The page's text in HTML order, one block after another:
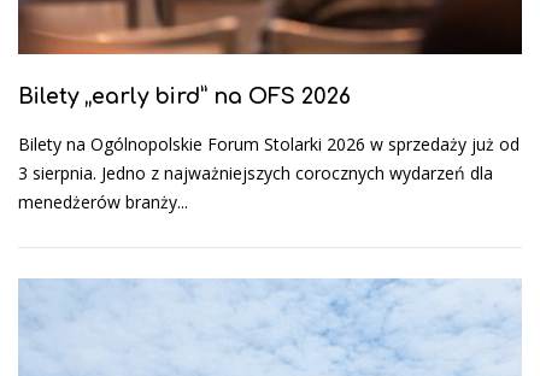
Bilety „early bird” na OFS 2026
Bilety na Ogólnopolskie Forum Stolarki 2026 w sprzedaży już od
3 sierpnia. Jedno z najważniejszych corocznych wydarzeń dla
menedżerów branży...